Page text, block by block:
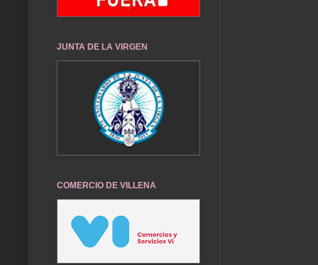
JUNTA DE LA VIRGEN
COMERCIO DE VILLENA